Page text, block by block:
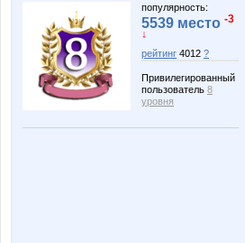
популярность:
5539 место -3
↓
рейтинг 4012 ?
Привилегированный
пользователь 8
уровня